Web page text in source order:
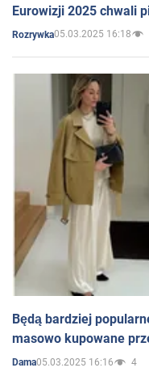
Eurowizji 2025 chwali
Rozrywka05.03.2025 16:18
Będą bardziej
masowo kupowane
Dama05.03.2025 16:16 4